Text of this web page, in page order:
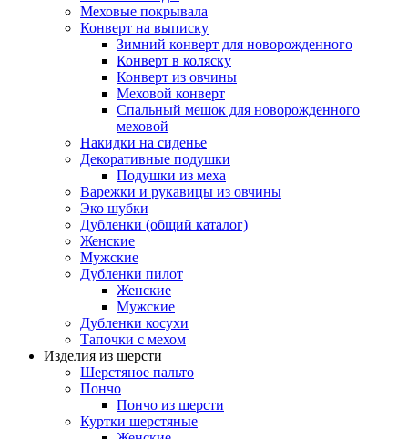
Меховые покрывала
Конверт на выписку
Зимний конверт для новорожденного
Конверт в коляску
Конверт из овчины
Меховой конверт
Спальный мешок для новорожденного
меховой
Накидки на сиденье
Декоративные подушки
Подушки из меха
Варежки и рукавицы из овчины
Эко шубки
Дубленки (общий каталог)
Женские
Мужские
Дубленки пилот
Женские
Мужские
Дубленки косухи
Тапочки с мехом
Изделия из шерсти
Шерстяное пальто
Пончо
Пончо из шерсти
Куртки шерстяные